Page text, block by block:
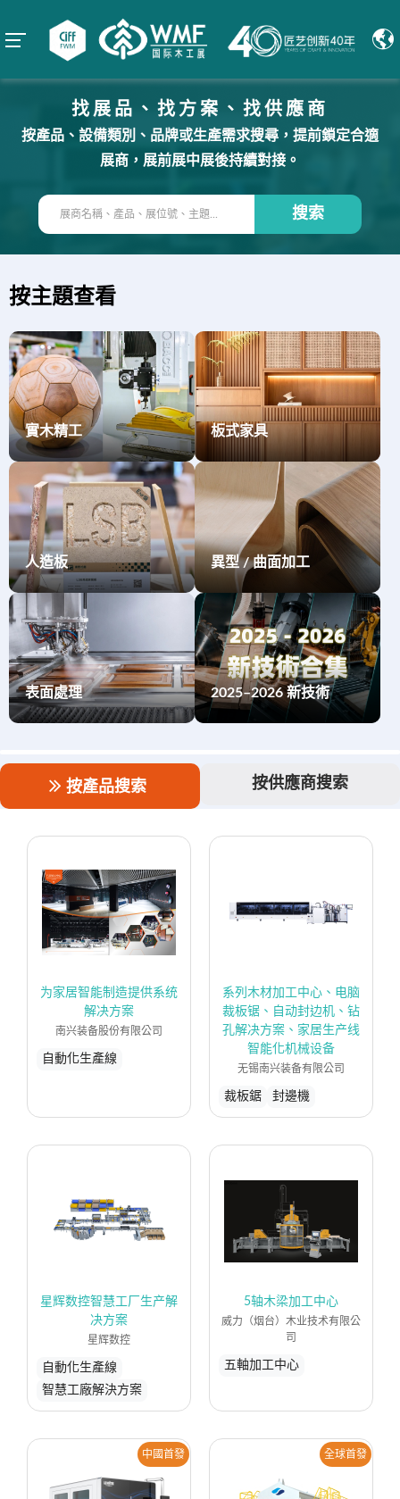
找展品、找方案、找供應商
按產品、設備類別、品牌或生產需求搜尋，提前鎖定合適
展商，展前展中展後持續對接。
搜索
按主題查看
實木精工 板式家具
人造板 異型 / 曲面加工
表面處理 2025–2026 新技術
按產品搜索 按供應商搜索
为家居智能制造提供系统
解决方案
南兴装备股份有限公司
自動化生產線
系列木材加工中心、电脑
裁板锯、自动封边机、钻
孔解决方案、家居生产线
智能化机械设备
无锡南兴装备有限公司
裁板鋸 封邊機
星辉数控智慧工厂生产解
决方案
星辉数控
自動化生產線
智慧工廠解決方案
5轴木梁加工中心
威力（烟台）木业技术有限公
司
五軸加工中心
中國首發 全球首發